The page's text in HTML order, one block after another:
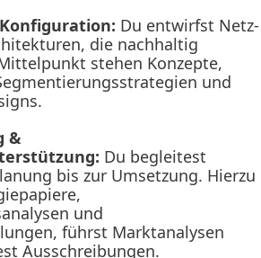
Du entwirfst Netz-
die nachhaltig
stehen Konzepte,
und
&
Du begleitest
bis zur Umsetzung. Hierzu
und
führst Marktanalysen
Ausschreibungen.